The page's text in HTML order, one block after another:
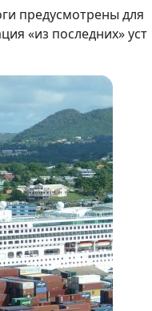
предусмотрены для
«из последних» уст